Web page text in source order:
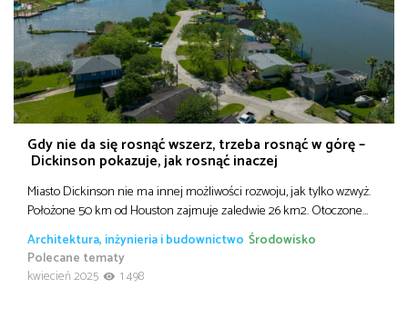
Gdy nie da się rosnąć wszerz, trzeba rosnąć w górę –
Dickinson pokazuje, jak rosnąć inaczej
Miasto Dickinson nie ma innej możliwości rozwoju, jak tylko wzwyż.
Położone 50 km od Houston zajmuje zaledwie 26 km2. Otoczone…
Architektura, inżynieria i budownictwo
Polecane tematy
Środowisko
kwiecień 2025
1 498